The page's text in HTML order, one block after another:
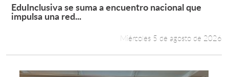
Leer más +
EduInclusiva se suma a encuentro nacional que
impulsa una red...
Miércoles 5 de agosto de 2026